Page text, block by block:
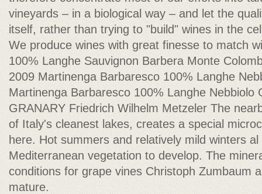
vineyards – in a biological way – and let the
itself, rather than trying to "build" wines in the
We produce wines with great finesse to match
100% Langhe Sauvignon Barbera Monte
2009 Martinenga Barbaresco 100% Langhe
Martinenga Barbaresco 100% Langhe Nebbiolo
GRANARY Friedrich Wilhelm Metzeler The
of Italy's cleanest lakes, creates a special
here. Hot summers and relatively mild winters
Mediterranean vegetation to develop. The
conditions for grape vines Christoph Zumbaum
mature.